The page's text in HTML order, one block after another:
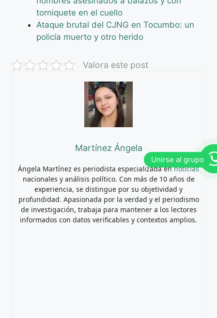
torniquete en el cuello
Ataque brutal del CJNG en Tocumbo: un
policía muerto y otro herido
Valora este post
Martínez Ángela
Ángela Martínez es periodista especializada ennoticias
nacionales y análisis político. Con más de 10 años de
experiencia, se distingue por su objetividad y
profundidad. Apasionada por la verdad y el periodismo
de investigación, trabaja para mantener a los lectores
informados con datos verificables y contextos amplios.